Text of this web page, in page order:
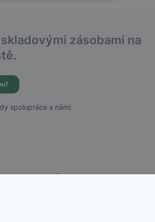
zásobami na
spolupráce s námi.
údajů